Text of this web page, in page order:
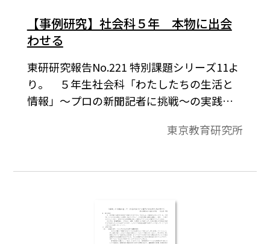
【事例研究】社会科５年 本物に出会
わせる
東研研究報告No.221 特別課題シリーズ11よ
り。 ５年生社会科「わたしたちの生活と
情報」～プロの新聞記者に挑戦～の実践か
に取材し，互いに記事を作った。話題を，
書くべきか？」に絞って子ども同士で検討
との真剣勝負である。子どもをプロとのガ
チンコ勝負に追い詰めたことで，子どもの
本気を引き出した。
東京教育研究所